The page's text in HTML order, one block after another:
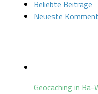
Beliebte Beiträge
Neueste
Geocaching in Ba-